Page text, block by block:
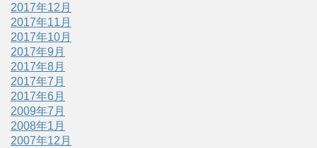
2017年12月
2017年11月
2017年10月
2017年9月
2017年8月
2017年7月
2017年6月
2009年7月
2008年1月
2007年12月